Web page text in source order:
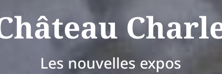
Les nouvelles expos